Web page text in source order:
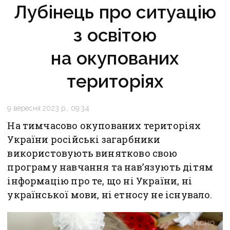
Лубінець про ситуацію
з освітою
на окупованих
територіях
9 вересня 2023 р., 09:34
На тимчасово окупованих територіях
України російські загарбники
використовують винятково свою
програму навчання та нав’язують дітям
інформацію про те, що ні України, ні
української мови, ні етносу не існувало.